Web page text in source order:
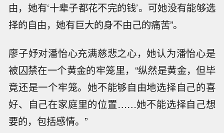
由，她有‘十辈子都花不完的钱’。可她没有能够选
择的自由，她有巨大的身不由己的痛苦”。
廖子妤对潘怡心充满慈悲之心，她认为潘怡心是
被囚禁在一个黄金的牢笼里，“纵然是黄金，但毕
竟还是一个牢笼。她不能够自由地选择自己的喜
好、自己在家庭里的位置……她不能选择自己想
要的，包括感情。”